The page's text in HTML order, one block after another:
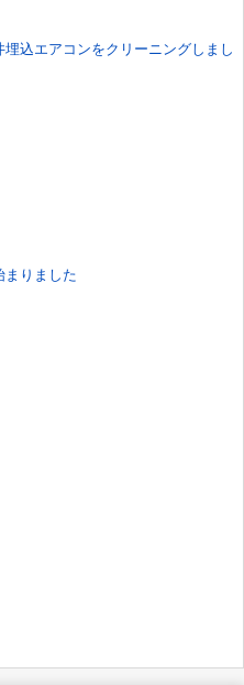
込エアコンをクリーニングしまし
まりました